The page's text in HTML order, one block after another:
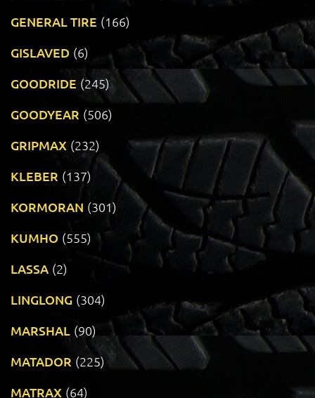
GENERAL TIRE (166)
GISLAVED (6)
GOODRIDE (245)
GOODYEAR (506)
GRIPMAX (232)
KLEBER (137)
KORMORAN (301)
KUMHO (555)
LASSA (2)
LINGLONG (304)
MARSHAL (90)
MATADOR (225)
MATRAX (64)